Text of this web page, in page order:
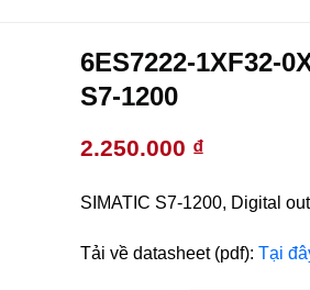
6ES7222-1XF32-
S7-1200
2.250.000 ₫
SIMATIC S7-1200, Digital
Tải về datasheet (pdf): Tại